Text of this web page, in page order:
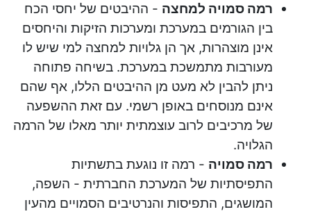
רמה סמויה למחצה - ההיבטים של יחסי הכח
בין הגורמים במערכת ומערכות הזיקות והיחסים
אינן מוצהרות, אך הן גלויות למחצה למי שיש לו
מעורבות מתמשכת במערכת. בשיחה פתוחה
ניתן להבין לא מעט מן ההיבטים הללו, אף שהם
אינם מנוסחים באופן רשמי. עם זאת ההשפעה
של מרכיבים לרוב עוצמתית יותר מאלו של הרמה
הגלויה.
רמה סמויה - רמה זו נוגעת בתשתיות
התפיסתיות של המערכת החברתית - השפה,
המושגים, התפיסות והנרטיבים הסמויים מהעין